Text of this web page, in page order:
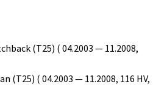
(T25) ( 04.2003 — 11.2008,
(T25) ( 04.2003 — 11.2008, 116 HV,